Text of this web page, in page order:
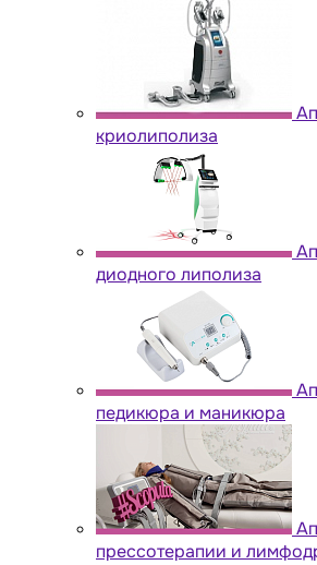
криолиполиза
диодного липолиза
педикюра и маникюра
прессотерапии и